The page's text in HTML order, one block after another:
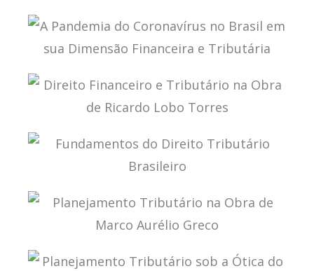
A MULTILATERAL CONVENTION FOR TAX: FROM
THEORY TO IMPLEMENTATION
A PANDEMIA DO CORONAVÍRUS NO BRASIL EM
SUA DIMENSÃO FINANCEIRA E TRIBUTÁRIA
DIREITO FINANCEIRO E TRIBUTÁRIO NA OBRA DE
RICARDO LOBO TORRES
FUNDAMENTOS DO DIREITO TRIBUTÁRIO
BRASILEIRO
PLANEJAMENTO TRIBUTÁRIO NA OBRA DE
MARCO AURÉLIO GRECO